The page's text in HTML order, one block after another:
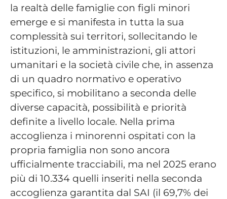
la realtà delle famiglie con figli minori
emerge e si manifesta in tutta la sua
complessità sui territori, sollecitando le
istituzioni, le amministrazioni, gli attori
umanitari e la società civile che, in assenza
di un quadro normativo e operativo
specifico, si mobilitano a seconda delle
diverse capacità, possibilità e priorità
definite a livello locale. Nella prima
accoglienza i minorenni ospitati con la
propria famiglia non sono ancora
ufficialmente tracciabili, ma nel 2025 erano
più di 10.334 quelli inseriti nella seconda
accoglienza garantita dal SAI (il 69,7% dei